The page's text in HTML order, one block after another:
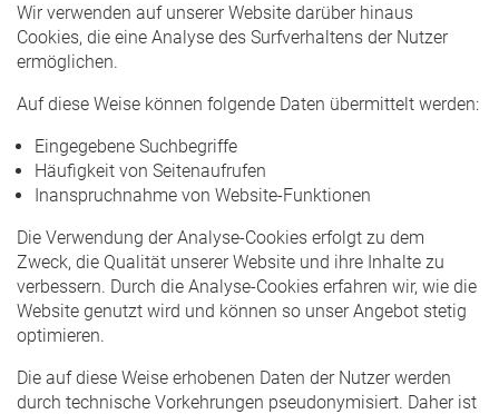
Wir verwenden auf unserer Website darüber hinaus
Cookies, die eine Analyse des Surfverhaltens der Nutzer
ermöglichen.
Auf diese Weise können folgende Daten übermittelt werden:
Eingegebene Suchbegriffe
Häufigkeit von Seitenaufrufen
Inanspruchnahme von Website-Funktionen
Die Verwendung der Analyse-Cookies erfolgt zu dem
Zweck, die Qualität unserer Website und ihre Inhalte zu
verbessern. Durch die Analyse-Cookies erfahren wir, wie die
Website genutzt wird und können so unser Angebot stetig
optimieren.
Die auf diese Weise erhobenen Daten der Nutzer werden
durch technische Vorkehrungen pseudonymisiert. Daher ist